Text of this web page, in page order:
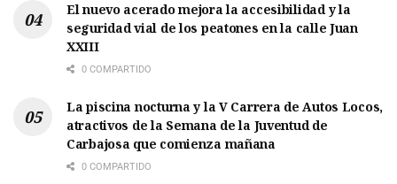
El nuevo acerado mejora la accesibilidad y la
seguridad vial de los peatones en la calle Juan
XXIII
0 COMPARTIDO
La piscina nocturna y la V Carrera de Autos Locos,
atractivos de la Semana de la Juventud de
Carbajosa que comienza mañana
0 COMPARTIDO